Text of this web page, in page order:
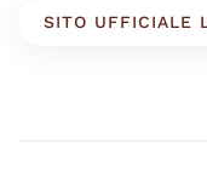
SITO UFFICIALE